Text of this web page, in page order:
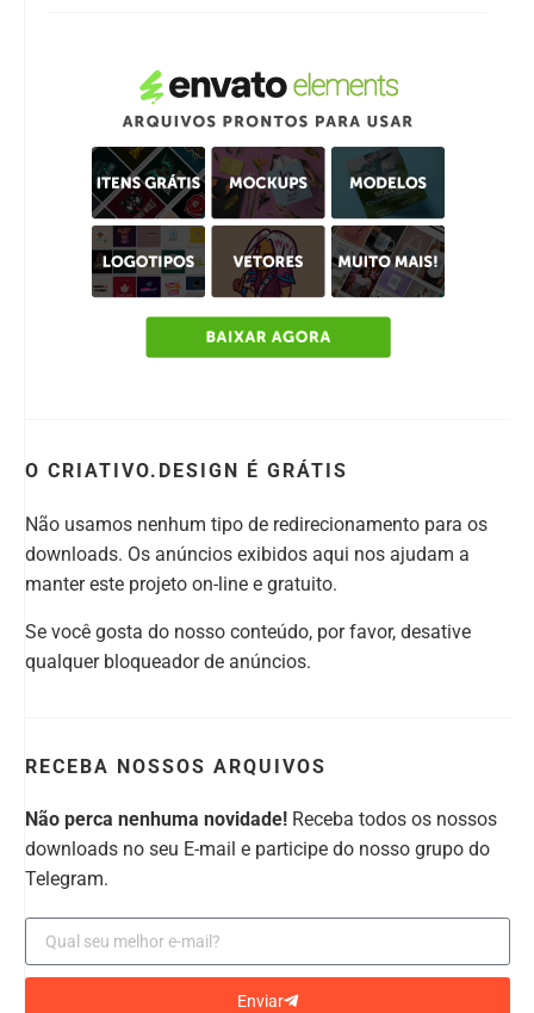
O CRIATIVO.DESIGN É GRÁTIS
Não usamos nenhum tipo de redirecionamento para os
downloads. Os anúncios exibidos aqui nos ajudam a
manter este projeto on-line e gratuito.
Se você gosta do nosso conteúdo, por favor, desative
qualquer bloqueador de anúncios.
RECEBA NOSSOS ARQUIVOS
Não perca nenhuma novidade! Receba todos os nossos
downloads no seu E-mail e participe do nosso grupo do
Telegram.
Enviar